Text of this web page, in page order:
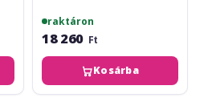
raktáron
18 260 Ft
Kosárba